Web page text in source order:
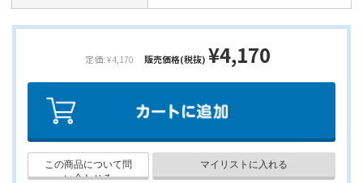
定価: ¥4,170 販売価格(税抜) ¥4,170